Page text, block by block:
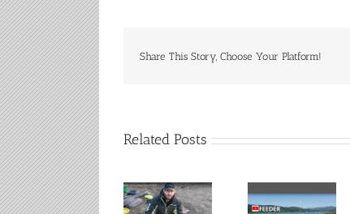
Share This Story, Choose Your Platform!
Related Posts
ფოთი
– 25-26-27